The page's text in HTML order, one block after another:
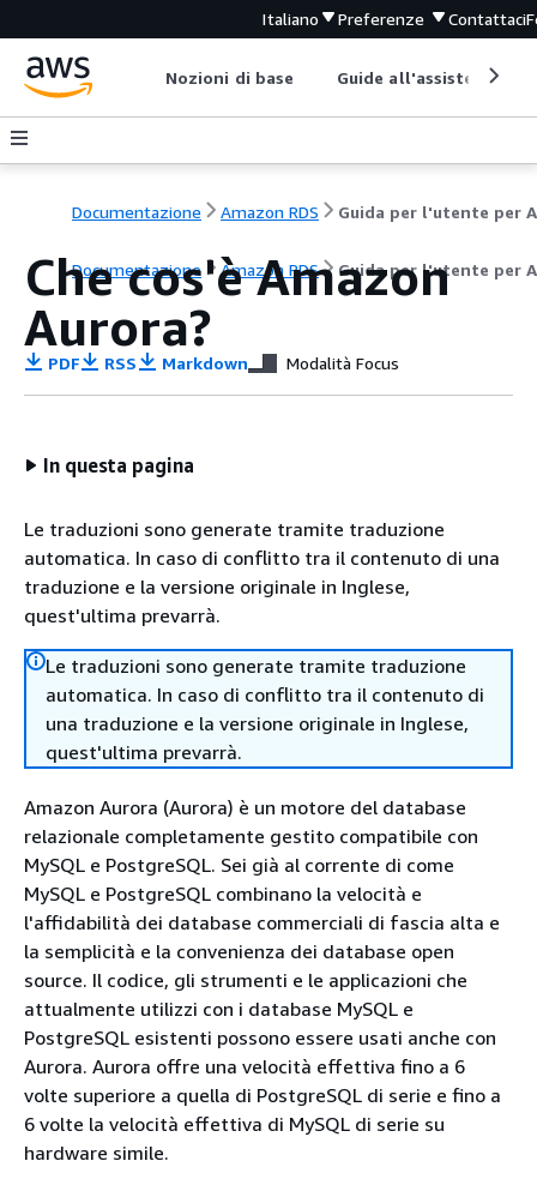
Italiano Preferenze Contattaci
Nozioni di base Guide all'assistenza
Documentazione Amazon RDS
Documentazione Amazon RDS Guida per l'utente per
Che cos'è Amazon
Aurora?
PDF RSS Markdown Modalità Focus
In questa pagina
Le traduzioni sono generate tramite traduzione
automatica. In caso di conflitto tra il contenuto di una
traduzione e la versione originale in Inglese,
quest'ultima prevarrà.
Le traduzioni sono generate tramite traduzione
automatica. In caso di conflitto tra il contenuto di
una traduzione e la versione originale in Inglese,
quest'ultima prevarrà.
Amazon Aurora (Aurora) è un motore del database
relazionale completamente gestito compatibile con
MySQL e PostgreSQL. Sei già al corrente di come
MySQL e PostgreSQL combinano la velocità e
l'affidabilità dei database commerciali di fascia alta e
la semplicità e la convenienza dei database open
source. Il codice, gli strumenti e le applicazioni che
attualmente utilizzi con i database MySQL e
PostgreSQL esistenti possono essere usati anche con
Aurora. Aurora offre una velocità effettiva fino a 6
volte superiore a quella di PostgreSQL di serie e fino a
6 volte la velocità effettiva di MySQL di serie su
hardware simile.